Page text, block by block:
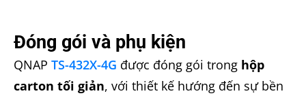
Đóng gói và phụ kiện
QNAP TS-432X-4G được đóng gói trong hộp
carton tối giản, với thiết kế hướng đến sự bền